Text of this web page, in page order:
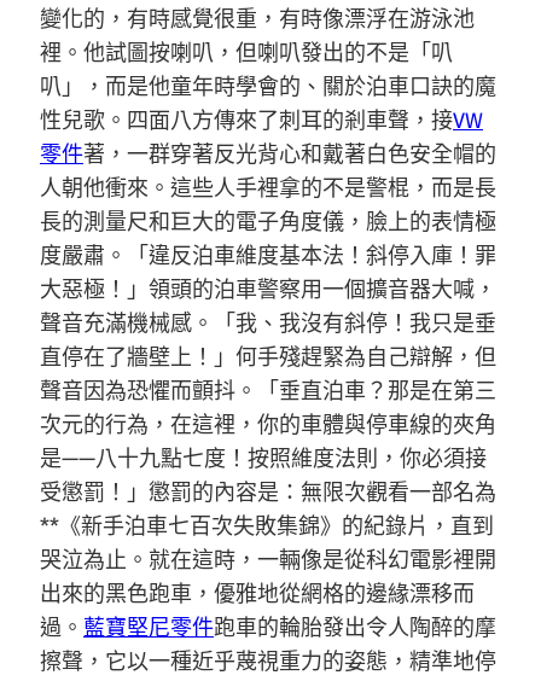
變化的，有時感覺很重，有時像漂浮在游泳池
裡。他試圖按喇叭，但喇叭發出的不是「叭
叭」，而是他童年時學會的、關於泊車口訣的魔
性兒歌。四面八方傳來了刺耳的剎車聲，接VW
零件著，一群穿著反光背心和戴著白色安全帽的
人朝他衝來。這些人手裡拿的不是警棍，而是長
長的測量尺和巨大的電子角度儀，臉上的表情極
度嚴肅。「違反泊車維度基本法！斜停入庫！罪
大惡極！」領頭的泊車警察用一個擴音器大喊，
聲音充滿機械感。「我、我沒有斜停！我只是垂
直停在了牆壁上！」何手殘趕緊為自己辯解，但
聲音因為恐懼而顫抖。「垂直泊車？那是在第三
次元的行為，在這裡，你的車體與停車線的夾角
是——八十九點七度！按照維度法則，你必須接
受懲罰！」懲罰的內容是：無限次觀看一部名為
**《新手泊車七百次失敗集錦》的紀錄片，直到
哭泣為止。就在這時，一輛像是從科幻電影裡開
出來的黑色跑車，優雅地從網格的邊緣漂移而
過。 藍寶堅尼零件跑車的輪胎發出令人陶醉的摩
擦聲，它以一種近乎蔑視重力的姿態，精準地停